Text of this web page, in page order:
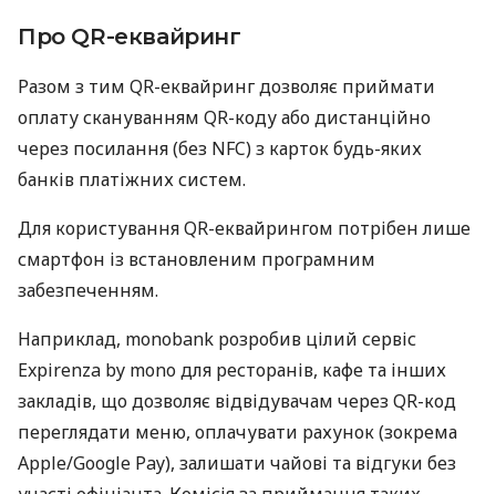
Про QR-еквайринг
Разом з тим QR-еквайринг дозволяє приймати
оплату скануванням QR-коду або дистанційно
через посилання (без NFC) з карток будь-яких
банків платіжних систем.
Для користування QR-еквайрингом потрібен лише
смартфон із встановленим програмним
забезпеченням.
Наприклад, monobank розробив цілий сервіс
Expirenza by mono для ресторанів, кафе та інших
закладів, що дозволяє відвідувачам через QR-код
переглядати меню, оплачувати рахунок (зокрема
Apple/Google Pay), залишати чайові та відгуки без